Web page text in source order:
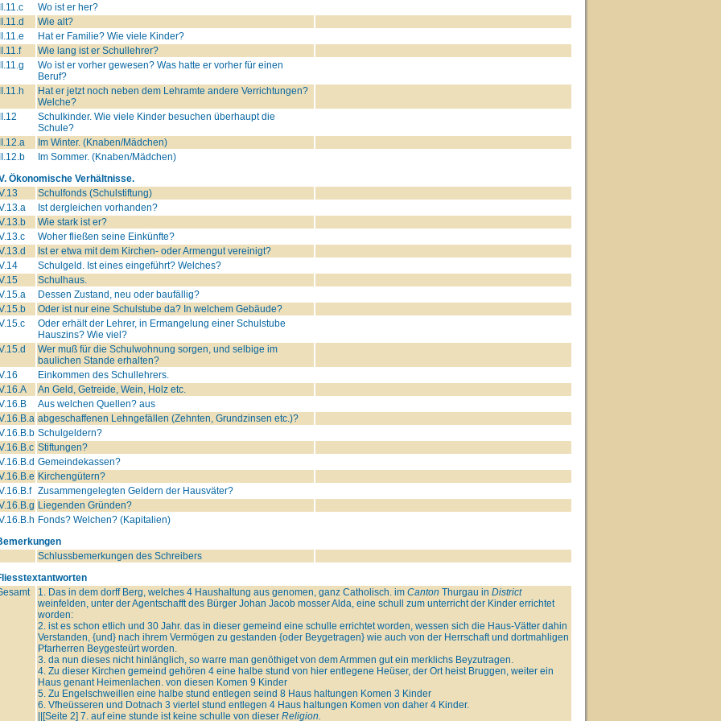
Wo ist er her?
Wie alt?
Hat er Familie? Wie viele Kinder?
Wie lang ist er Schullehrer?
Wo ist er vorher gewesen? Was hatte er vorher für einen
Beruf?
Hat er jetzt noch neben dem Lehramte andere Verrichtungen?
Welche?
Schulkinder. Wie viele Kinder besuchen überhaupt die
Schule?
Im Winter. (Knaben/Mädchen)
Im Sommer. (Knaben/Mädchen)
Ökonomische Verhältnisse.
Schulfonds (Schulstiftung)
Ist dergleichen vorhanden?
Wie stark ist er?
Woher fließen seine Einkünfte?
Ist er etwa mit dem Kirchen- oder Armengut vereinigt?
Schulgeld. Ist eines eingeführt? Welches?
Schulhaus.
Dessen Zustand, neu oder baufällig?
Oder ist nur eine Schulstube da? In welchem Gebäude?
Oder erhält der Lehrer, in Ermangelung einer Schulstube
Hauszins? Wie viel?
Wer muß für die Schulwohnung sorgen, und selbige im
baulichen Stande erhalten?
Einkommen des Schullehrers.
An Geld, Getreide, Wein, Holz etc.
Aus welchen Quellen? aus
abgeschaffenen Lehngefällen (Zehnten, Grundzinsen etc.)?
Schulgeldern?
Stiftungen?
Gemeindekassen?
Kirchengütern?
Zusammengelegten Geldern der Hausväter?
Liegenden Gründen?
Fonds? Welchen? (Kapitalien)
Schlussbemerkungen des Schreibers
1. Das in dem dorff Berg, welches 4 Haushaltung aus genomen, ganz Catholisch. im Canton Thurgau in District
weinfelden, unter der Agentschafft des Bürger Johan Jacob mosser Alda, eine schull zum unterricht der Kinder errichtet
worden:
2. ist es schon etlich und 30 Jahr. das in dieser gemeind eine schulle errichtet worden, wessen sich die Haus-Vätter dahin
Verstanden, {und} nach ihrem Vermögen zu gestanden {oder Beygetragen} wie auch von der Herrschaft und dortmahligen
Pfarherren Beygesteürt worden.
3. da nun dieses nicht hinlänglich, so warre man genöthiget von dem Armmen gut ein merklichs Beyzutragen.
4. Zu dieser Kirchen gemeind gehören 4 eine halbe stund von hier entlegene Heüser, der Ort heist Bruggen, weiter ein
Haus genant Heimenlachen. von diesen Komen 9 Kinder
5. Zu Engelschweillen eine halbe stund entlegen seind 8 Haus haltungen Komen 3 Kinder
6. Vfheüsseren und Dotnach 3 viertel stund entlegen 4 Haus haltungen Komen von daher 4 Kinder.
||[Seite 2] 7. auf eine stunde ist keine schulle von dieser Religion.